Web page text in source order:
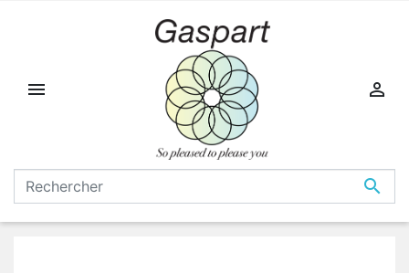


